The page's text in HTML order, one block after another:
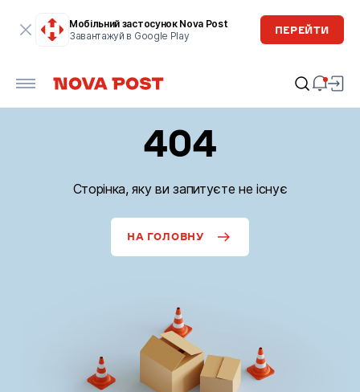
Мобільний застосунок Nova Post
Завантажуй в Google Play
ПЕРЕЙТИ
404
Сторінка, яку ви запитуєте не існує
НА ГОЛОВНУ